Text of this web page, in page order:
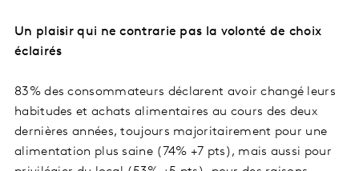
Un plaisir qui ne contrarie pas la volonté de choix
éclairés
83% des consommateurs déclarent avoir changé leurs
habitudes et achats alimentaires au cours des deux
dernières années, toujours majoritairement pour une
alimentation plus saine (74% +7 pts), mais aussi pour